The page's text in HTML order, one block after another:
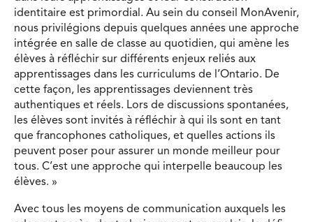
identitaire est primordial. Au sein du conseil MonAvenir,
nous privilégions depuis quelques années une approche
intégrée en salle de classe au quotidien, qui amène les
élèves à réfléchir sur différents enjeux reliés aux
apprentissages dans les curriculums de l’Ontario. De
cette façon, les apprentissages deviennent très
authentiques et réels. Lors de discussions spontanées,
les élèves sont invités à réfléchir à qui ils sont en tant
que francophones catholiques, et quelles actions ils
peuvent poser pour assurer un monde meilleur pour
tous. C’est une approche qui interpelle beaucoup les
élèves. »
Avec tous les moyens de communication auxquels les